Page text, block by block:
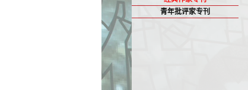
青年批评家专刊